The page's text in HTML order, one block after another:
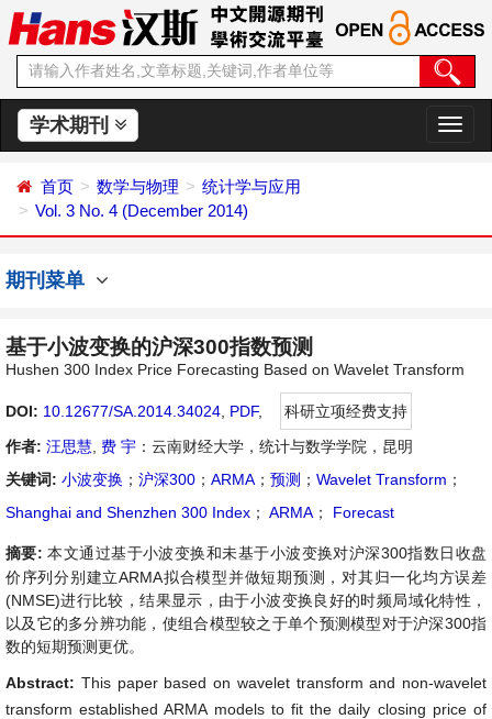
学术期刊
切
换
首页 数学与物理
统计学与应用
Vol. 3 No. 4 (December 2014)
期刊菜单
基于小波变换的沪深300指数预测
Hushen 300 Index Price Forecasting Based on Wavelet Transform
DOI: 10.12677/SA.2014.34024 PDF,
科研立项经费支持
作者: 汪思慧 费 宇 ：云南财经大学，统计与数学学院，昆明
关键词: 小波变换 ； 沪深300 ； ARMA ； 预测 ； Wavelet Transform ；
Shanghai and Shenzhen 300 Index ； ARMA ； Forecast
摘要:本文通过基于小波变换和未基于小波变换对沪深300指数日收盘
价序列分别建立ARMA拟合模型并做短期预测，对其归一化均方误差
(NMSE)进行比较，结果显示，由于小波变换良好的时频局域化特性，
以及它的多分辨功能，使组合模型较之于单个预测模型对于沪深300指
数的短期预测更优。
Abstract: This paper based on wavelet transform and non-wavelet
transform established ARMA models to fit the daily closing price of